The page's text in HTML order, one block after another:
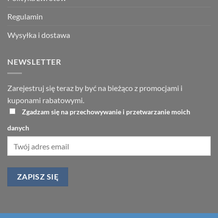
Regulamin
Wysyłka i dostawa
NEWSLETTER
Zarejestruj się teraz by być na bieżąco z promocjami i
kuponami rabatowymi.
Zgadzam się na przechowywanie i przetwarzanie moich
danych